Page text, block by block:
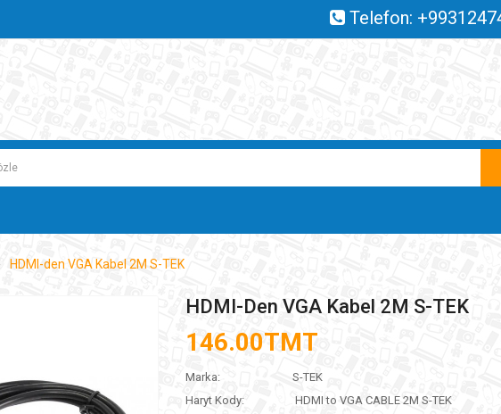
Telefon:
HDMI-den VGA Kabel 2M S-TEK
HDMI-Den VGA Kabel 2M S-TEK
146.00TMT
Marka:
S-TEK
Haryt Kody:
HDMI to VGA CABLE 2M S-TEK